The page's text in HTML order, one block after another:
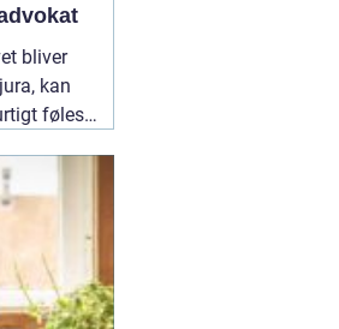
bliver
kan
føles
arv
også
og
en